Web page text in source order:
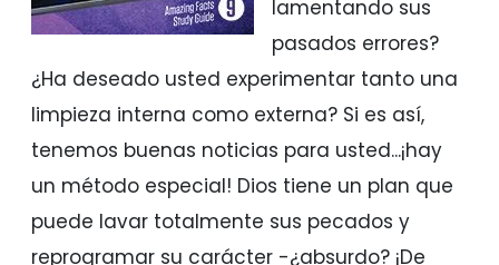
lamentando sus
pasados errores?
¿Ha deseado usted experimentar tanto una
limpieza interna como externa? Si es así,
tenemos buenas noticias para usted...¡hay
un método especial! Dios tiene un plan que
puede lavar totalmente sus pecados y
reprogramar su carácter -¿absurdo? ¡De